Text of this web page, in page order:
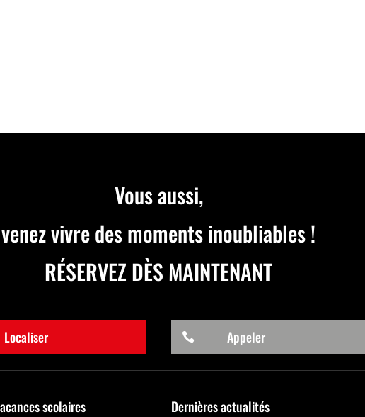
Vous aussi,
venez vivre des moments inoubliables !
RÉSERVEZ DÈS MAINTENANT
Localiser  Appeler
scolaires Dernières actualités